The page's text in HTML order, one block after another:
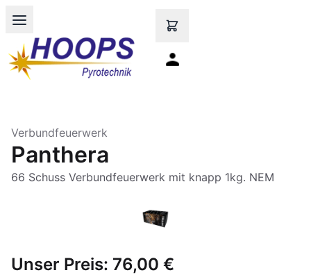
Open main menu
Verbundfeuerwerk
Panthera
66 Schuss Verbundfeuerwerk mit knapp 1kg. NEM
Unser Preis: 76,00 €